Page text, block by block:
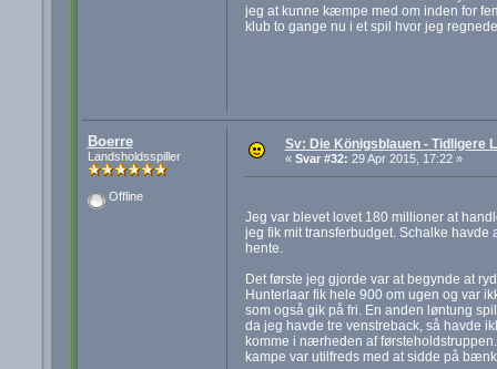
jeg at kunne kæmpe med om inden for
klub to gange nu i et spil hvor jeg
Boerre
Landsholdsspiller
Offline
Sv: Die Königsblauen - Tidligere
« Svar #32: 29 Apr 2015, 17:22 »
Jeg var blevet lovet 180 millioner at
jeg fik mit transferbudget. Schalke
hente.
Det første jeg gjorde var at begynde at
Hunterlaar fik hele 900 om ugen og var
som også gik på fri. En anden løntung
da jeg havde tre venstreback, så havde
komme i nærheden af
kampe var utilfreds med at sidde på